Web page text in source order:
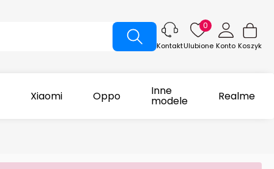
Koszyk
Konto
KontaktUlubione
0
Xiaomi Oppo Inne
modele Realme